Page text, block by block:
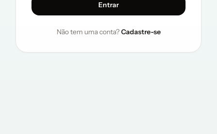
Entrar
Não tem uma conta?Cadastre-se